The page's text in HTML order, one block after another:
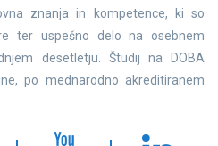
znanja in kompetence, ki so
ter uspešno delo na osebnem
desetletju. Študij na DOBA
po mednarodno akreditiranem